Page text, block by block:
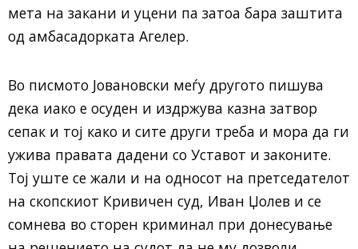
мета на закани и уцени па затоа бара заштита
од амбасадорката Агелер.
Во писмото Јовановски меѓу другото пишува
дека иако е осуден и издржува казна затвор
сепак и тој како и сите други треба и мора да ги
ужива правата дадени со Уставот и законите.
Тој уште се жали и на односот на претседателот
на скопскиот Кривичен суд, Иван Џолев и се
сомнева во сторен криминал при донесување